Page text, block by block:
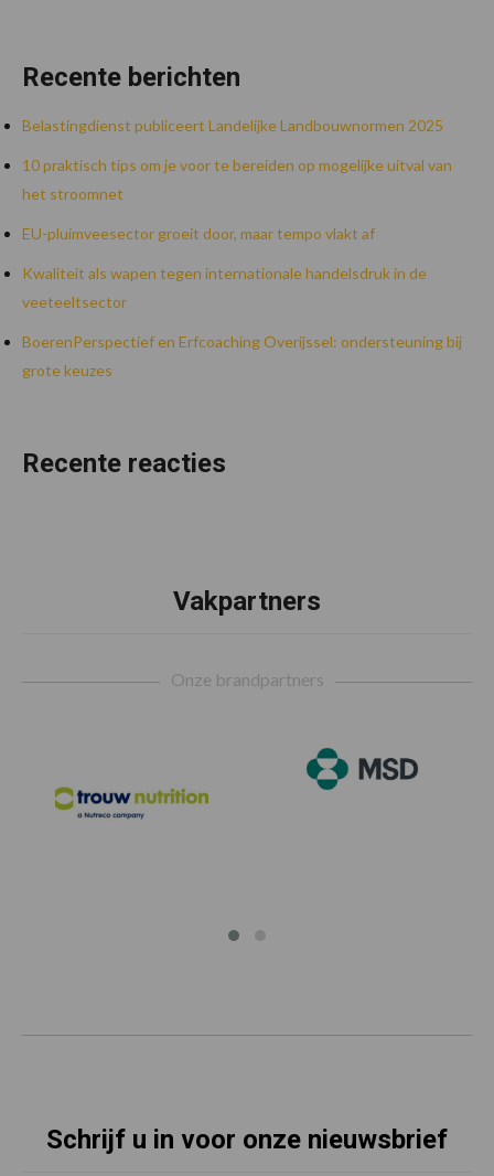
Recente berichten
Belastingdienst publiceert Landelijke Landbouwnormen 2025
10 praktisch tips om je voor te bereiden op mogelijke uitval van
het stroomnet
EU-pluimveesector groeit door, maar tempo vlakt af
Kwaliteit als wapen tegen internationale handelsdruk in de
veeteeltsector
BoerenPerspectief en Erfcoaching Overijssel: ondersteuning bij
grote keuzes
Recente reacties
Vakpartners
Onze brandpartners
Schrijf u in voor onze nieuwsbrief